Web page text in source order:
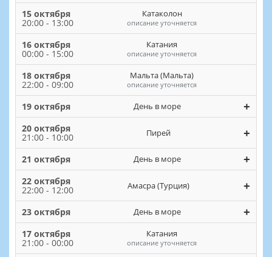
15 октября
20:00 - 13:00
Катаколон
описание уточняется
16 октября
00:00 - 15:00
Катания
описание уточняется
18 октября
22:00 - 09:00
Мальта (Мальта)
описание уточняется
19 октября День в море +
20 октября
21:00 - 10:00 Пирей +
21 октября День в море +
22 октября
22:00 - 12:00 Амасра (Турция) +
23 октября День в море +
17 октября
21:00 - 00:00
Катания
описание уточняется